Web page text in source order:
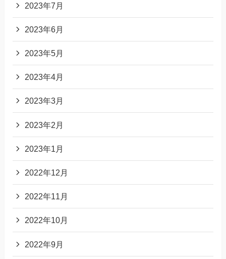
2023年7月
2023年6月
2023年5月
2023年4月
2023年3月
2023年2月
2023年1月
2022年12月
2022年11月
2022年10月
2022年9月